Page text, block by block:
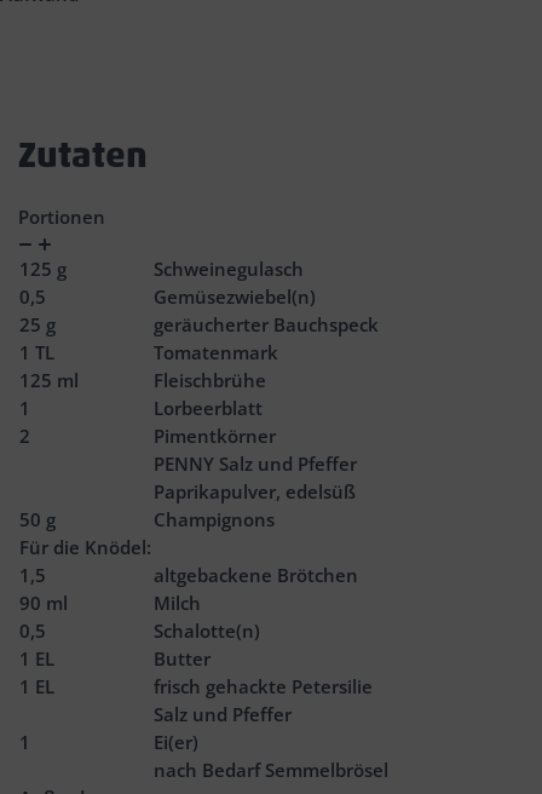
Zutaten
Portionen
Verringern
Zunahme
125 g
Schweinegulasch
0,5
Gemüsezwiebel(n)
25 g
geräucherter Bauchspeck
1 TL
Tomatenmark
125 ml
Fleischbrühe
1
Lorbeerblatt
2
Pimentkörner
PENNY Salz und Pfeffer
Paprikapulver, edelsüß
50 g
Champignons
Für die Knödel:
1,5
altgebackene Brötchen
90 ml
Milch
0,5
Schalotte(n)
1 EL
Butter
1 EL
frisch gehackte Petersilie
Salz und Pfeffer
1
Ei(er)
nach Bedarf Semmelbrösel